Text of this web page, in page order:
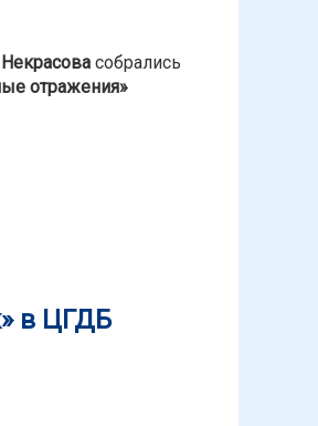
собрались
отражения»
в ЦГДБ